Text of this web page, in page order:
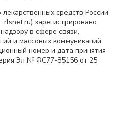
средств России
зарегистрировано
в сфере связи,
и массовых коммуникаций
номер и дата принятия
Эл № ФС77-85156 от 25